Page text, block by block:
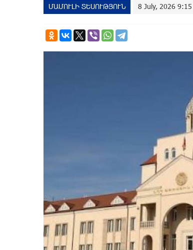
ՄԱՄՈՒԼԻ ՏԵՍՈՒԹՅՈՒՆ 8 July, 2026 9:15